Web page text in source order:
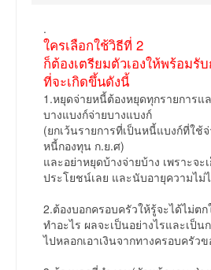
.
ใครเลือกใช้วิธีที่ 2
ก็ต้องเตรียมตัวเองให้พร้อม
ที่จะเกิดขึ้นดังนี้
1.หยุดจ่ายหนี้ต้องหยุดทุกรายการแ
บางแบงก์จ่ายบางแบงก์
(ยกเว้นรายการที่เป็นหนี้แบงก์ที่ใช้
หนี้กองทุน ก.ย.ศ)
และอย่าหยุดบ้างจ่ายบ้าง เพราะจะ
ประโยชน์เลย และนับอายุความไม่
2.ต้องบอกครอบครัวให้รู้จะได้ไม่ตก
ทำอะไร ผลจะเป็นอย่างไรและเป็น
ไปหลอกเอาเงินจากทางครอบครัว